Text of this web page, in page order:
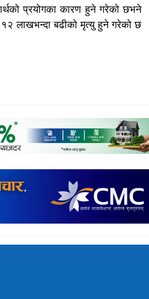
प्रयोगका कारण हुने गरेको छभने
लाखभन्दा बढीको मृत्यु हुने गरेको छ